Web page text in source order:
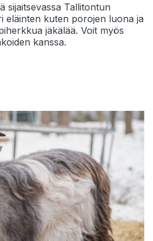
sijaitsevassa Tallitontun
eläinten kuten porojen luona ja
jäkälää. Voit myös
kanssa.